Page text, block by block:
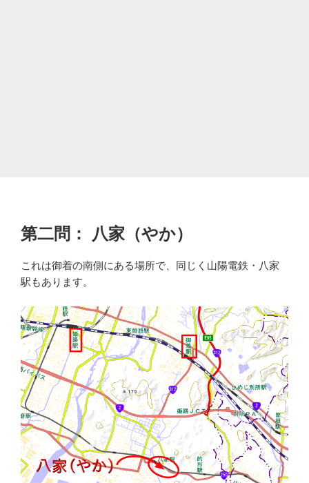
第二問： 八家（やか）
これは御着の南側にある場所で、同じく山陽電鉄・八家
駅もあります。